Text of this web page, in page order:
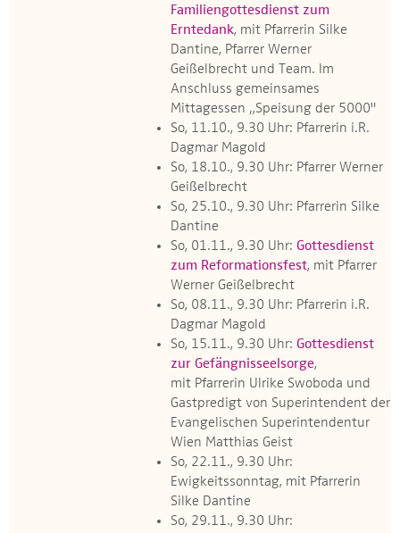
Familiengottesdienst zum
Erntedank, mit Pfarrerin Silke
Dantine, Pfarrer Werner
Geißelbrecht und Team. Im
Anschluss gemeinsames
Mittagessen „Speisung der 5000"
So, 11.10., 9.30 Uhr: Pfarrerin i.R.
Dagmar Magold
So, 18.10., 9.30 Uhr: Pfarrer Werner
Geißelbrecht
So, 25.10., 9.30 Uhr: Pfarrerin Silke
Dantine
So, 01.11., 9.30 Uhr: Gottesdienst
zum Reformationsfest, mit Pfarrer
Werner Geißelbrecht
So, 08.11., 9.30 Uhr: Pfarrerin i.R.
Dagmar Magold
So, 15.11., 9.30 Uhr: Gottesdienst
zur Gefängnisseelsorge,
mit Pfarrerin Ulrike Swoboda und
Gastpredigt von Superintendent der
Evangelischen Superintendentur
Wien Matthias Geist
So, 22.11., 9.30 Uhr:
Ewigkeitssonntag, mit Pfarrerin
Silke Dantine
So, 29.11., 9.30 Uhr: